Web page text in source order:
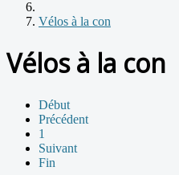
Vélos à la con
Vélos à la con
Début
Précédent
1
Suivant
Fin